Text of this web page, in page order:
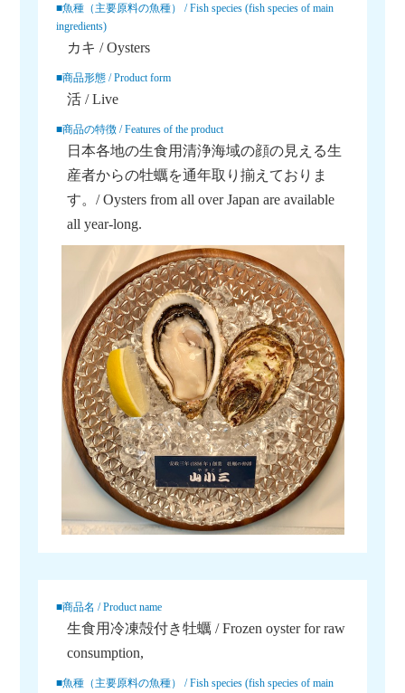
■魚種（主要原料の魚種） / Fish species (fish species of main
ingredients)
カキ / Oysters
■商品形態 / Product form
活 / Live
■商品の特徴 / Features of the product
日本各地の生食用清浄海域の顔の見える生
産者からの牡蠣を通年取り揃えておりま
す。/ Oysters from all over Japan are available
all year-long.
■商品名 / Product name
生食用冷凍殻付き牡蠣 / Frozen oyster for raw
consumption,
■魚種（主要原料の魚種） / Fish species (fish species of main